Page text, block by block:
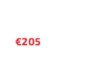
€205